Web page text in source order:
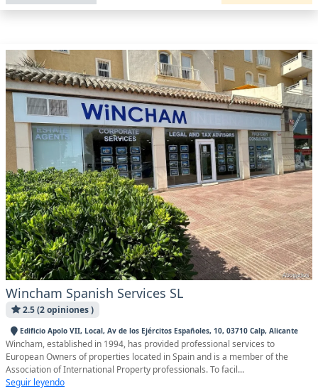
Wincham Spanish Services SL
2.5 (2 opiniones )
Edificio Apolo VII, Local, Av de los Ejércitos Españoles, 10, 03710 Calp, Alicante
Wincham, established in 1994, has provided professional services to
European Owners of properties located in Spain and is a member of the
Association of International Property professionals. To facil...
Seguir leyendo